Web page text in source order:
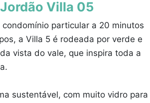
Villa 05
particular a 20 minutos
a Villa 5 é rodeada por verde e
vista do vale, que inspira toda a
sustentável, com muito vidro para